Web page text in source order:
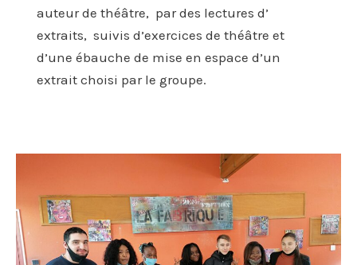
auteur de théâtre, par des lectures d’
extraits, suivis d’exercices de théâtre et
d’une ébauche de mise en espace d’un
extrait choisi par le groupe.